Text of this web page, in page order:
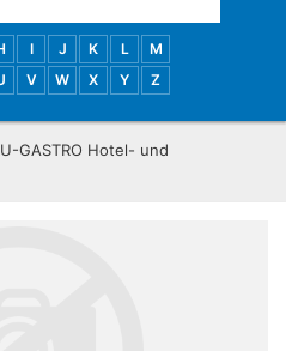
I J K L
M
V W X Y Z
GASTRO Hotel- und